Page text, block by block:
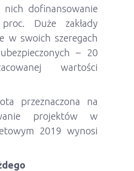
dofinansowanie
Duże zakłady
w swoich szeregach
– 20
wartości
przeznaczona na
projektów w
2019 wynosi